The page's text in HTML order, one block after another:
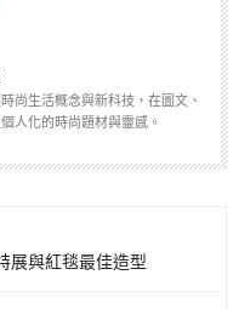
尚生活概念與新科技，在圖文、
人化的時尚題材與靈感。
展與紅毯最佳造型